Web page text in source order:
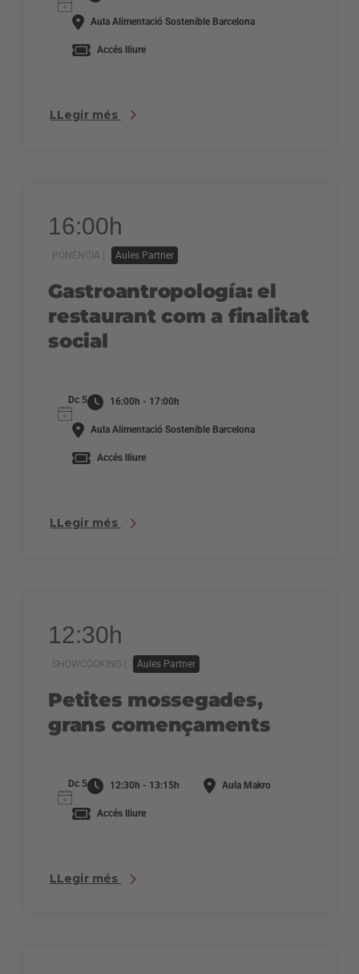
Aula Alimentació Sostenible Barcelona
Accés lliure
LLegir més
16:00h
PONÈNCIA | Aules Partner
Gastroantropología: el
restaurant com a finalitat
social
Dc 5 16:00h - 17:00h
Aula Alimentació Sostenible Barcelona
Accés lliure
LLegir més
12:30h
SHOWCOOKING | Aules Partner
Petites mossegades,
grans començaments
Dc 5 12:30h - 13:15h Aula Makro
Accés lliure
LLegir més